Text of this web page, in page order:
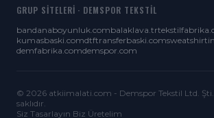
GRUP SITELERI · DEMSPOR TEKSTIL
bandanaboyunluk.combalaklava.tr
kumasbaski.comdtftransferbaski.com
demfabrika.comdemspor.com
© 2026 atkiimalati.com - Demspor Tekstil Ltd. Şti.
saklıdır.
Siz Tasarlayın Biz Üretelim